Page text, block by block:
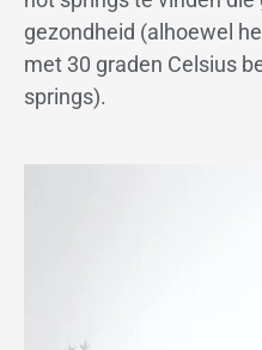
gezondheid (alhoewel
met 30 graden Celsius
springs).